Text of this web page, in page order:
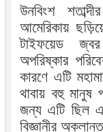
উনবিংশ
আমেরিকায়
টাইফয়েড
অপরিষ্কার
কারণে এটি
থাবায় বহু মানুষ
জন্য এটি ছিল
বিজ্ঞানীর